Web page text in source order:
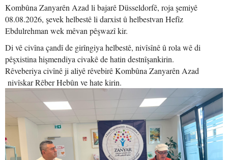
Kombûna Zanyarên Azad li bajarê Düsseldorfê, roja şemiyê
08.08.2026, şevek helbestê li darxist û helbestvan Hefîz
Ebdulrehman wek mêvan pêşwazî kir.
Di vê civîna çandî de girîngiya helbestê, nivîsînê û rola wê di
pêşxistina hişmendiya civakê de hatin destnîşankirin.
Rêveberiya civînê ji aliyê rêvebirê Kombûna Zanyarên Azad
nivîskar Rêber Hebûn ve hate kirin.